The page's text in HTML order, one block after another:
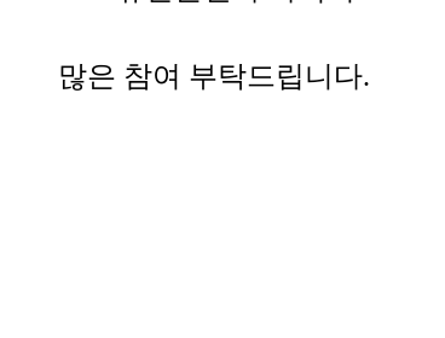
많은 참여 부탁드립니다.